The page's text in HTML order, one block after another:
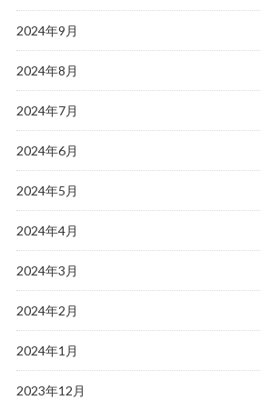
2024年9月
2024年8月
2024年7月
2024年6月
2024年5月
2024年4月
2024年3月
2024年2月
2024年1月
2023年12月